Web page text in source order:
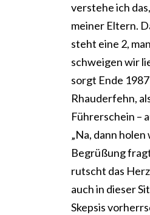
verstehe ich
meiner Eltern.
steht eine 2,
schweigen wir
sorgt Ende
Rhauderfehn,
Führerschein –
„Na, dann
Begrüßung
rutscht das
auch in dieser
Skepsis